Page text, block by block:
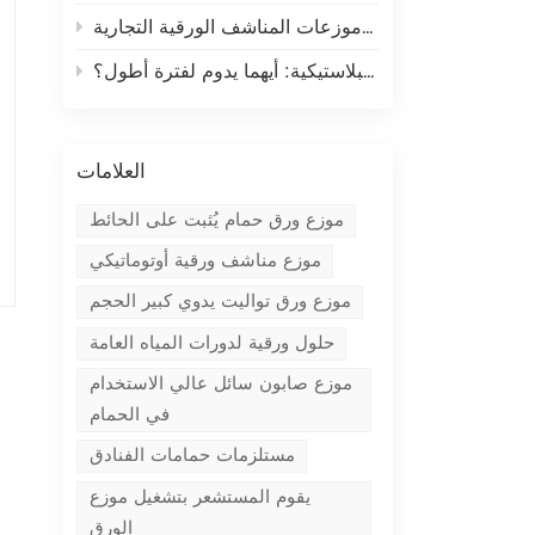
كيفية تقليل النفايات باستخدام موزعات المناشف الورقية التجارية
موزعات الصابون المصنوعة من الفولاذ المقاوم للصدأ مقابل موزعات الصابون البلاستيكية: أيهما يدوم لفترة أطول؟
العلامات
موزع ورق حمام يُثبت على الحائط
موزع مناشف ورقية أوتوماتيكي
موزع ورق تواليت يدوي كبير الحجم
حلول ورقية لدورات المياه العامة
موزع صابون سائل عالي الاستخدام
في الحمام
مستلزمات حمامات الفنادق
يقوم المستشعر بتشغيل موزع
الورق